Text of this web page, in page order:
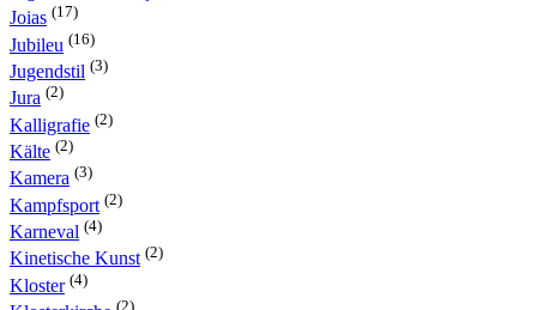
Joias (17)
Jubileu (16)
Jugendstil (3)
Jura (2)
Kalligrafie (2)
Kälte (2)
Kamera (3)
Kampfsport (2)
Karneval (4)
Kinetische Kunst (2)
Kloster (4)
(2)